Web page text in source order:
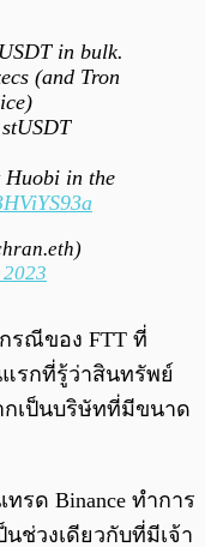
in bulk.
(and Tron
Huobi in the
รณีของ FTT ที่
แรกที่รู้ว่าสินทรัพย์
กเป็นบริษัทที่มีขนาด
รด Binance ทำการ
ช่วงเดียวกับที่มีเจ้า